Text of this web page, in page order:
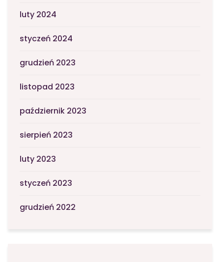
luty 2024
styczeń 2024
grudzień 2023
listopad 2023
październik 2023
sierpień 2023
luty 2023
styczeń 2023
grudzień 2022